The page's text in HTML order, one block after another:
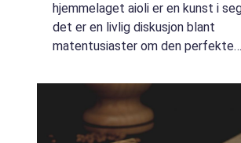
hjemmelaget aioli er en kunst i
det er en livlig diskusjon blant
matentusiaster om den perfekte
middelhavsområdet, og dens rike
kremete konsist...